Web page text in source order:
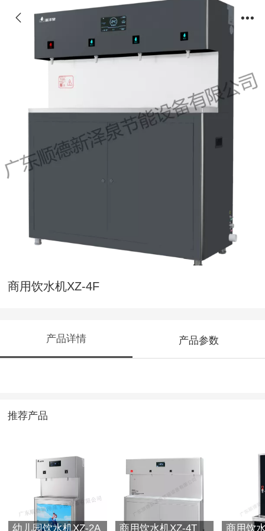
商用饮水机XZ-4F
产品详情 产品参数
推荐产品
幼儿园饮水机XZ-2A 商用饮水机XZ-4T 商用饮